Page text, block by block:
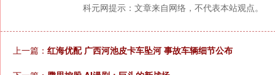
科元网提示：文章来自网络，不代表本站观点。
上一篇： 红海优配 广西河池皮卡车坠河 事故车辆细节公布